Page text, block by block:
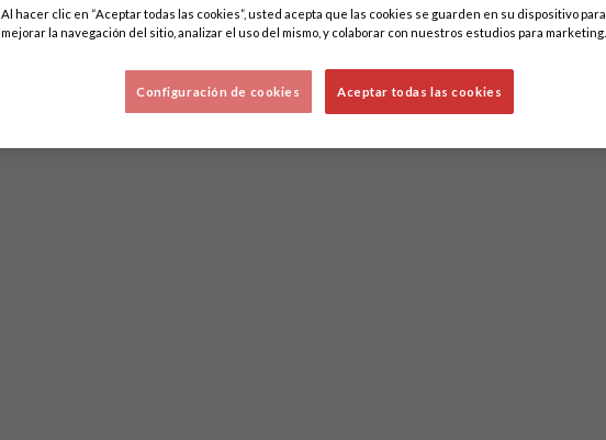
Al hacer clic en “Aceptar todas las cookies”, usted acepta que las cookies se guarden en su dispositivo para
mejorar la navegación del sitio, analizar el uso del mismo, y colaborar con nuestros estudios para marketing.
Aceptar todas las cookies
Configuración de cookies